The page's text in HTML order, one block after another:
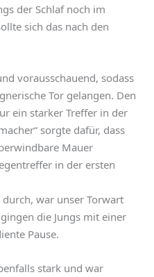
der Schlaf noch im
sich das nach den
vorausschauend, sodass
Tor gelangen. Den
ein starker Treffer in der
sorgte dafür, dass
Mauer
in der ersten
war unser Torwart
die Jungs mit einer
Pause.
stark und war